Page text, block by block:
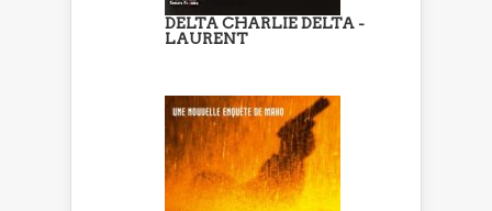
DELTA CHARLIE DELTA -
LAURENT